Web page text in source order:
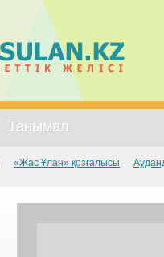
Танымал
«Жас Ұлан» қозғалысы